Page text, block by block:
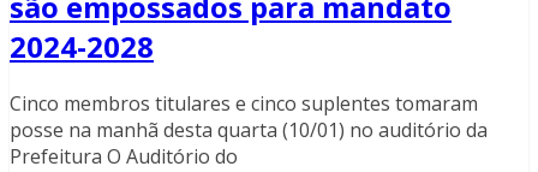
2024-2028
Cinco membros titulares e cinco suplentes tomaram
posse na manhã desta quarta (10/01) no auditório da
Prefeitura O Auditório do